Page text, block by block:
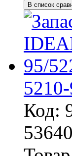
В список
Код:
53640